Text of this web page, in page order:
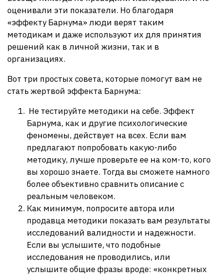
оценивали эти показатели. Но благодаря
«эффекту Барнума» люди верят таким
методикам и даже используют их для принятия
решений как в личной жизни, так и в
организациях.
Вот три простых совета, которые помогут вам не
стать жертвой эффекта Барнума:
Не тестируйте методики на себе. Эффект
Барнума, как и другие психологические
феномены, действует на всех. Если вам
предлагают попробовать какую-либо
методику, лучше проверьте ее на ком-то, кого
вы хорошо знаете. Тогда вы сможете намного
более объективно сравнить описание с
реальным человеком.
Как минимум, попросите автора или
продавца методики показать вам результаты
исследований валидности и надежности.
Если вы услышите, что подобные
исследования не проводились, или
услышите общие фразы вроде: «конкретных